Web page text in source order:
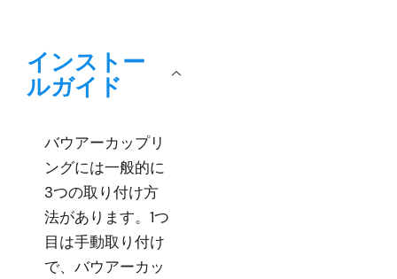
インストー
ルガイド
バウアーカップリ
ングには一般的に
3つの取り付け方
法があります。1つ
目は手動取り付け
で、バウアーカッ